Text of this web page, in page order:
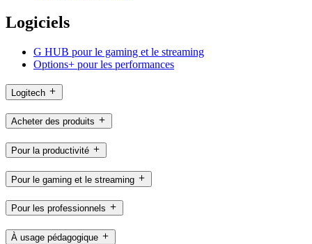
Logiciels
G HUB pour le gaming et le streaming
Options+ pour les performances
Logitech
Acheter des produits
Pour la productivité
Pour le gaming et le streaming
Pour les professionnels
À usage pédagogique